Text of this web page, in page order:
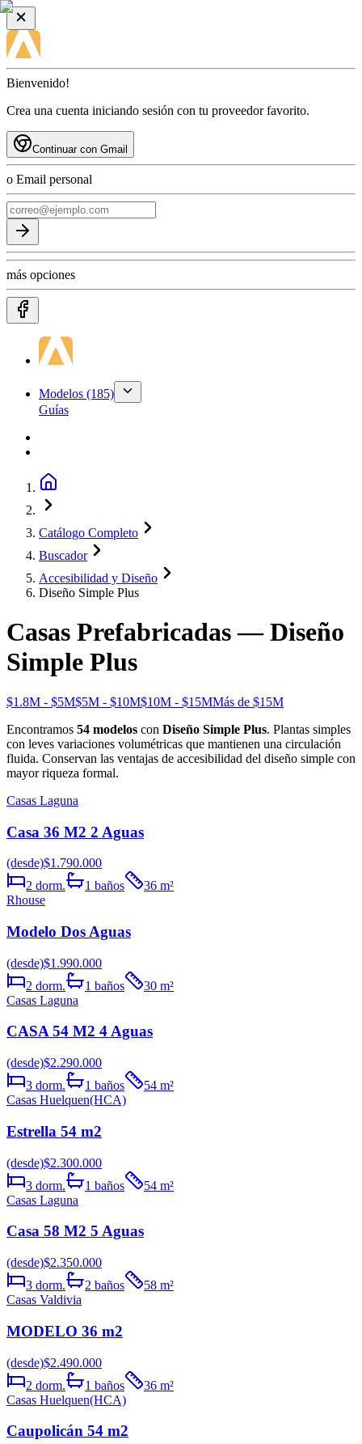
Bienvenido!
Crea una cuenta iniciando sesión con tu proveedor favorito.
Continuar con Gmail
o Email personal
más opciones
Modelos (185)
Guías
Catálogo Completo
Buscador
Accesibilidad y Diseño
Diseño Simple Plus
Casas Prefabricadas —Diseño
Simple Plus
$1.8M - $5M$5M - $10M$10M - $15MMás de $15M
Encontramos 54 modelos con Diseño Simple Plus. Plantas simples
con leves variaciones volumétricas que mantienen una circulación
fluida. Conservan las ventajas de accesibilidad del diseño simple con
mayor riqueza formal.
Casas Laguna
Casa 36 M2 2 Aguas
(desde)$1.790.000
2 dorm. 1 baños 36 m²
Rhouse
Modelo Dos Aguas
(desde)$1.990.000
2 dorm. 1 baños 30 m²
Casas Laguna
CASA 54 M2 4 Aguas
(desde)$2.290.000
3 dorm. 1 baños 54 m²
Casas Huelquen(HCA)
Estrella 54 m2
(desde)$2.300.000
3 dorm. 1 baños 54 m²
Casas Laguna
Casa 58 M2 5 Aguas
(desde)$2.350.000
3 dorm. 2 baños 58 m²
Casas Valdivia
MODELO 36 m2
(desde)$2.490.000
2 dorm. 1 baños 36 m²
Casas Huelquen(HCA)
Caupolicán 54 m2